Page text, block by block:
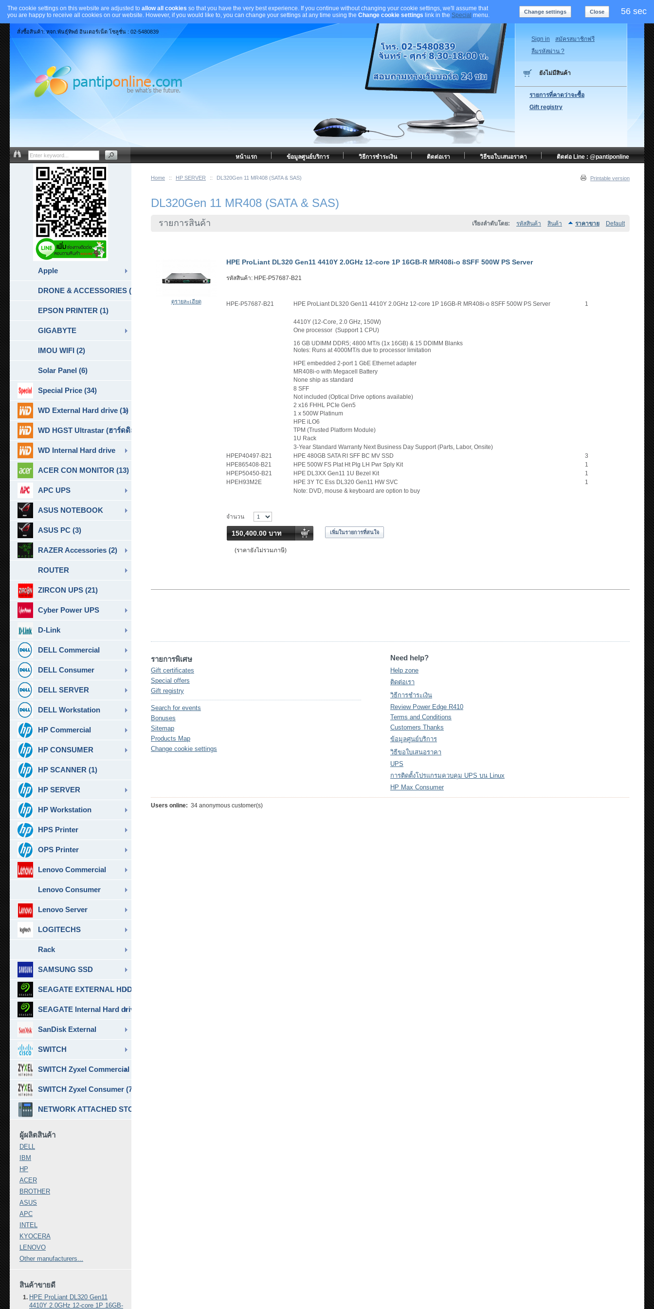
The cookie settings on this website are adjusted to allow all cookies so that you have the very best experience. If you continue without changing your cookie settings, we'll assume that
you are happy to receive all cookies on our website. However, if you would like to, you can change your settings at any time using the Change cookie settings link in the Special menu.
Change settings Close 55 sec
Home :: HP SERVER :: DL320Gen 11 MR408 (SATA & SAS) Printable version
DL320Gen 11 MR408 (SATA & SAS)
รายการสินค้า เรียงลำดับโดย: รหัสสินค้า สินค้า ราคาขาย Default
ดูรายละเอียด
HPE ProLiant DL320 Gen11 4410Y 2.0GHz 12-core 1P 16GB-R MR408i-o 8SFF 500W PS Server
รหัสสินค้า: HPE-P57687-B21
HPE-P57687-B21 HPE ProLiant DL320 Gen11 4410Y 2.0GHz 12-core 1P 16GB-R MR408i-o 8SFF 500W PS Server 1
4410Y (12-Core, 2.0 GHz, 150W)
One processor (Support 1 CPU)
16 GB UDIMM DDR5; 4800 MT/s (1x 16GB) & 15 DDIMM Blanks
Notes: Runs at 4000MT/s due to processor limitation
HPE embedded 2-port 1 GbE Ethernet adapter
MR408i-o with Megacell Battery
None ship as standard
8 SFF
Not included (Optical Drive options available)
2 x16 FHHL PCIe Gen5
1 x 500W Platinum
HPE iLO6
TPM (Trusted Platform Module)
1U Rack
3-Year Standard Warranty Next Business Day Support (Parts, Labor, Onsite)
HPEP40497-B21
HPE 480GB SATA RI SFF BC MV SSD
3
HPE865408-B21
HPE 500W FS Plat Ht Plg LH Pwr Sply Kit
1
HPEP50450-B21
HPE DL3XX Gen11 1U Bezel Kit
1
HPEH93M2E
HPE 3Y TC Ess DL320 Gen11 HW SVC
1
Note: DVD, mouse & keyboard are option to buy
จำนวน
150,400.00 บาท เพิ่มในรายการที่สนใจ
(ราคายังไม่รวมภาษี)
รายการพิเศษ
Gift certificates
Special offers
Gift registry
Search for events
Bonuses
Sitemap
Products Map
Change cookie settings
Need help?
Help zone
ติดต่อเรา
วิธีการชำระเงิน
Review Power Edge R410
Terms and Conditions
Customers Thanks
ข้อมูลศูนย์บริการ
วิธีขอใบเสนอราคา
UPS
การติดตั้งโปรแกรมควบคุม UPS บน Linux
HP Max Consumer
Users online: 34 anonymous customer(s)
Apple
DRONE & ACCESSORIES (6)
EPSON PRINTER (1)
GIGABYTE
IMOU WIFI (2)
Solar Panel (6)
Special Price (34)
WD External Hard drive (1)
WD HGST Ultrastar (ฮาร์ดดิสก์สำหรับ SERVER ) (10)
WD Internal Hard drive
ACER CON MONITOR (13)
APC UPS
ASUS NOTEBOOK
ASUS PC (3)
RAZER Accessories (2)
ROUTER
ZIRCON UPS (21)
Cyber Power UPS
D-Link
DELL Commercial
DELL Consumer
DELL SERVER
DELL Workstation
HP Commercial
HP CONSUMER
HP SCANNER (1)
HP SERVER
HP Workstation
HPS Printer
OPS Printer
Lenovo Commercial
Lenovo Consumer
Lenovo Server
LOGITECHS
Rack
SAMSUNG SSD
SEAGATE EXTERNAL HDD & SSD
SEAGATE Internal Hard drive
SanDisk External
SWITCH
SWITCH Zyxel Commercial
SWITCH Zyxel Consumer (7)
NETWORK ATTACHED STORAGE ( NAS ) (7)
ผู้ผลิตสินค้า
DELL
IBM
HP
ACER
BROTHER
ASUS
APC
INTEL
KYOCERA
LENOVO
Other manufacturers...
สินค้าขายดี
HPE ProLiant DL320 Gen11
4410Y 2.0GHz 12-core 1P 16GB-
สั่งซื้อสินค้า: หจก.พันธุ์ทิพย์ อินเตอร์เน็ต โซลูชั่น : 02-5480839
Sign in
สมัครสมาชิกฟรี
ลืมรหัสผ่าน ?
ยังไม่มีสินค้า
รายการที่คาดว่าจะซื้อ
Gift registry
ติดต่อ Line : @pantiponline
วิธีขอใบเสนอราคา
ติดต่อเรา
วิธีการชำระเงิน
ข้อมูลศูนย์บริการ
หน้าแรก